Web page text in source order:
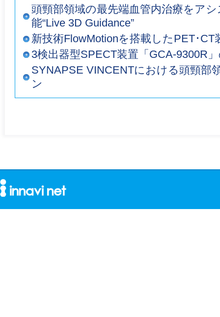
頭頸部領域の最先端血管内治療をア
能“Live 3D Guidance”
新技術FlowMotionを搭載したPET･CT
3検出器型SPECT装置「GCA-9300R
SYNAPSE VINCENTにおける頭頸部
ン